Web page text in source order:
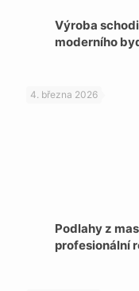
Výroba
moderního
4. března 2026
Podlahy z
profesionální